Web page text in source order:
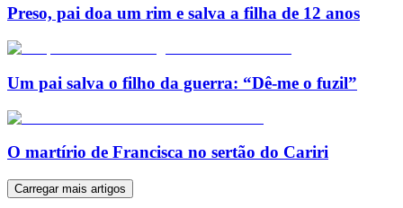
Preso, pai doa um rim e salva a filha de 12 anos
Um pai salva o filho da guerra: “Dê-me o fuzil”
O martírio de Francisca no sertão do Cariri
Carregar mais artigos